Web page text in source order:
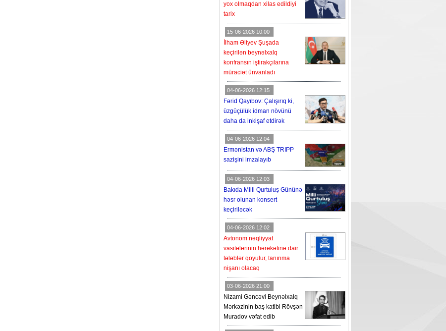
yox olmaqdan xilas edildiyi
tarix
15-06-2026 10:00
İlham Əliyev Şuşada
keçirilən beynəlxalq
konfransın iştirakçılarına
müraciət ünvanladı
04-06-2026 12:15
Fərid Qayıbov: Çalışırıq ki,
üzgüçülük idman növünü
daha da inkişaf etdirək
04-06-2026 12:04
Ermənistan və ABŞ TRIPP
sazişini imzalayıb
04-06-2026 12:03
Bakıda Milli Qurtuluş Gününə
həsr olunan konsert
keçiriləcək
04-06-2026 12:02
Avtonom nəqliyyat
vasitələrinin hərəkətinə dair
tələblər qoyulur, tanınma
nişanı olacaq
03-06-2026 21:00
Nizami Gəncəvi Beynəlxalq
Mərkəzinin baş katibi Rövşən
Muradov vəfat edib